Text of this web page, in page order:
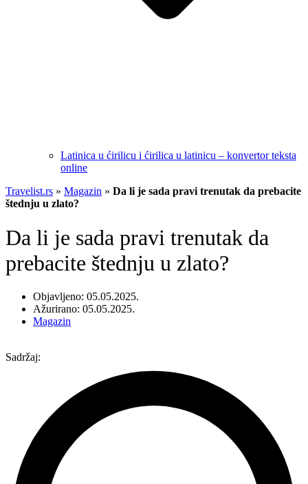
Latinica u ćirilicu i ćirilica u latinicu – konvertor teksta
online
Travelist.rs » Magazin » Da li je sada pravi trenutak da prebacite
štednju u zlato?
Da li je sada pravi trenutak da
prebacite štednju u zlato?
Objavljeno: 05.05.2025.
Ažurirano: 05.05.2025.
Magazin
Sadržaj: